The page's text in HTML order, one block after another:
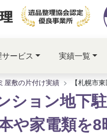
ービス 実績一覧
屋敷の片付け実績 【札幌市
ション地下
や家電類を8